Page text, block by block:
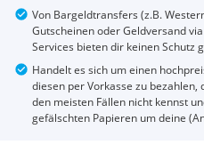
Von Bargeldtransfers (z.B.
Gutscheinen oder Geldversand
Services bieten dir keinen Schutz
Handelt es sich um einen
diesen per Vorkasse zu bezahlen,
den meisten Fällen nicht kennst
gefälschten Papieren um deine